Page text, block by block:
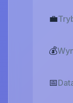
💼
💰
📅